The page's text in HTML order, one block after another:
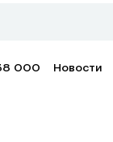
000 Новости